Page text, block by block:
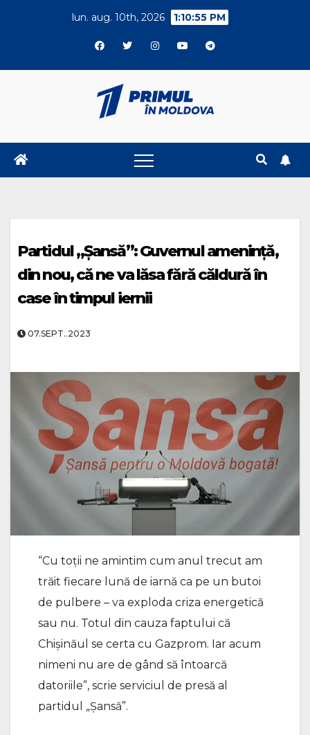
lun. aug. 10th, 2026 1:10:56 PM
Partidul „Șansă”: Guvernul amenință,
din nou, că ne va lăsa fără căldură în
case în timpul iernii
07.SEPT..2023
“Cu toții ne amintim cum anul trecut am
trăit fiecare lună de iarnă ca pe un butoi
de pulbere – va exploda criza energetică
sau nu. Totul din cauza faptului că
Chișinăul se certa cu Gazprom. Iar acum
nimeni nu are de gând să întoarcă
datoriile”, scrie serviciul de presă al
partidul „Șansă”.